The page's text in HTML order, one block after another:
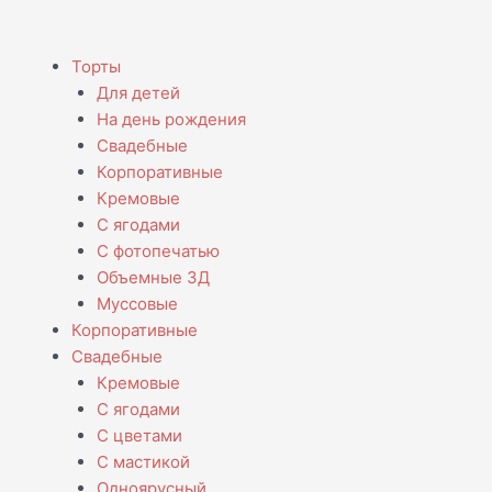
Торты
Для детей
На день рождения
Свадебные
Корпоративные
Кремовые
С ягодами
С фотопечатью
Объемные 3Д
Муссовые
Корпоративные
Свадебные
Кремовые
С ягодами
С цветами
С мастикой
Menu